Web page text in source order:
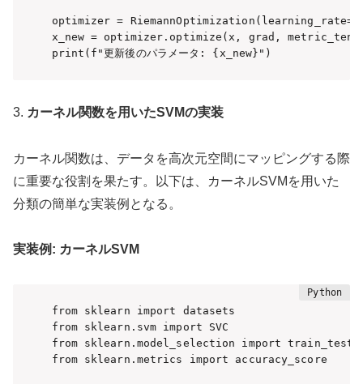
optimizer =
x_new = optimizer.optimize(x, grad,
print(f"更新後のパラメータ: {x_new}")
3. カーネル関数を用いたSVMの実装
カーネル関数は、データを高次元空間にマッピングする際
に重要な役割を果たす。以下は、カーネルSVMを用いた
分類の簡単な実装例となる。
実装例: カーネルSVM
from sklearn import datasets
from sklearn.svm import SVC
from sklearn.model_selection import
from sklearn.metrics import accuracy_score